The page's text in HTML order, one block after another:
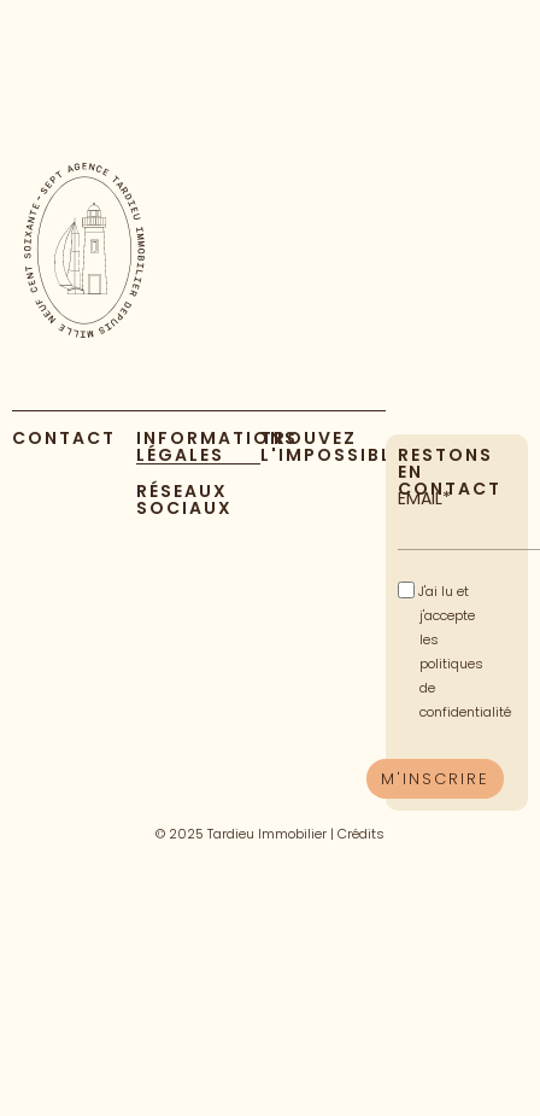
CONTACT INFORMATIONS
LÉGALES
RÉSEAUX
SOCIAUX
TROUVEZ
L'IMPOSSIBLERESTONS
EN
CONTACT
EMAIL*
J'ai lu et
j'accepte
les
politiques
de
confidentialité
© 2025 Tardieu Immobilier | Crédits